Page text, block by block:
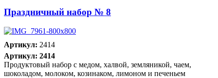
Праздничный набор № 8
Артикул: 2414
Артикул: 2414
Продуктовый набор с медом, халвой, земляникой, чаем,
шоколадом, молоком, козинаком, лимоном и печеньем